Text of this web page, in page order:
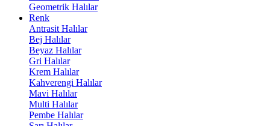
Geometrik Halılar
Renk
Antrasit Halılar
Bej Halılar
Beyaz Halılar
Gri Halılar
Krem Halılar
Kahverengi Halılar
Mavi Halılar
Multi Halılar
Pembe Halılar